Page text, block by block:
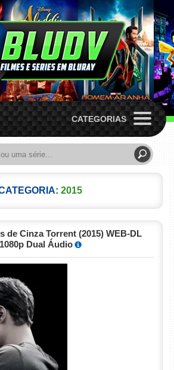
CATEGORIAS
2015
de Cinza Torrent (2015) WEB-DL
1080p Dual Áudio